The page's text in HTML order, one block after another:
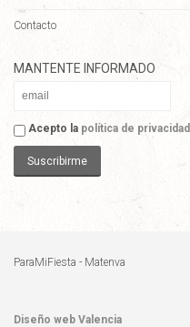
Contacto
MANTENTE INFORMADO
Acepto la política de privacidad
Suscribirme
ParaMiFiesta - Matenva
Diseño web Valencia